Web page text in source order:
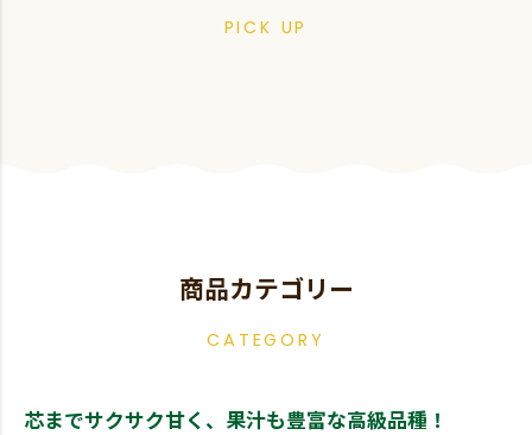
PICK UP
商品カテゴリー
CATEGORY
芯までサクサク甘く、果汁も豊富な高級品種！